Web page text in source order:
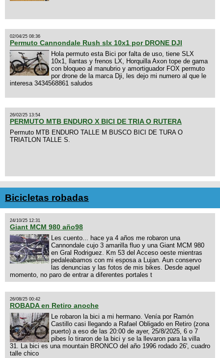
02/04/25 08:36
Permuto Cannondale Rush slx 10x1 por DRONE DJI
Hola permuto esta Bici por falta de uso, tiene SLX
10x1, llantas y frenos LX, Horquilla Axon tope de gama
con bloqueo al manubrio y amortiguador FOX permuto
por drone de la marca Dji, les dejo mi numero al que le
interesa 3434568861 saludos
26/02/25 13:54
PERMUTO MTB ENDURO X BICI DE TRIA O RUTERA
Permuto MTB ENDURO TALLE M BUSCO BICI DE TURA O
TRIATLON TALLE S.
Bicicletas robadas
24/10/25 12:31
Giant MCM 980 año98
Les cuento... hace ya 4 años me robaron una
Cannondale cujo 3 amarilla fluo y una Giant MCM 980
en Gral Rodriguez. Km 53 del Acceso oeste mientras
pedaleabamos con mi esposa a Lujan. Aun conservo
las denuncias y las fotos de mis bikes. Desde aquel
momento, no paro de entrar a diferentes portales t
26/08/25 00:42
ROBADA en Retiro anoche
Le robaron la bici a mi hermano. Venía por Ramón
Castillo casi llegando a Rafael Obligado en Retiro (zona
puerto) a eso de las 20:00 de ayer, 25/8/2025, 6 o 7
pibes lo tiraron de la bici y se la llevaron para la villa
31. La bici es una mountain BRONCO del año 1996 rodado 26', cuadro
talle chico